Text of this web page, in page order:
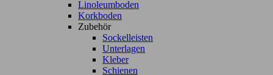
Linoleumboden
Korkboden
Zubehör
Sockelleisten
Unterlagen
Kleber
Schienen